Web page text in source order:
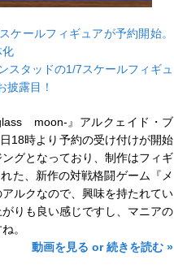
ケールフィギュアが予約開始。
化
スタッドの1/7スケールフィギュ
披露目！
moon-』アルクェイド・ブ
18時より予約の受け付けが開始
グとなっており、制作はフィギ
た、新作の対戦格闘ゲーム『メ
ルクなので、興味を持たれてい
りも良い感じですし、マニアの
。
動画を見る or 続きを読む »